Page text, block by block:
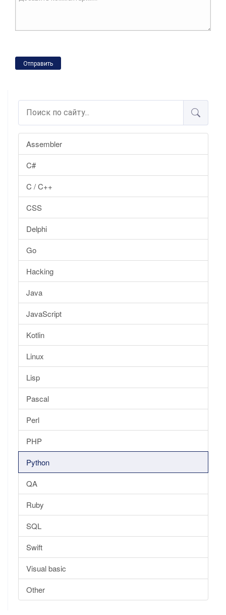
Assembler
C#
C / C++
CSS
Delphi
Go
Hacking
Java
JavaScript
Kotlin
Linux
Lisp
Pascal
Perl
PHP
Python
QA
Ruby
SQL
Swift
Visual basic
Other
Отправить